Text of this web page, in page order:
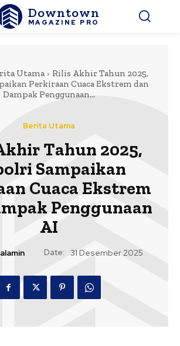
Downtown
MAGAZINE PRO
Utama
Rilis Akhir Tahun 2025,
Perkiraan Cuaca Ekstrem dan
Dampak Penggunaan...
Berita Utama
Tahun 2025,
Sampaikan
Cuaca Ekstrem
Penggunaan
AI
Date: 31 Desember 2025